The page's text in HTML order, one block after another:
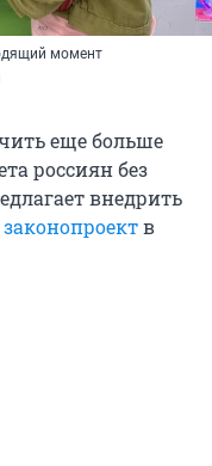
момент
еще больше
россиян без
внедрить
законопроектв